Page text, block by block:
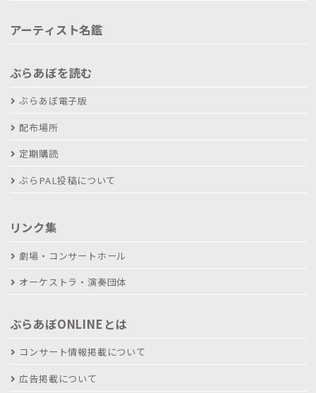
アーティスト名鑑
ぶらあぼを読む
ぶらあぼ電子版
配布場所
定期購読
ぶらPAL投稿について
リンク集
劇場・コンサートホール
オーケストラ・演奏団体
ぶらあぼONLINEとは
コンサート情報掲載について
広告掲載について